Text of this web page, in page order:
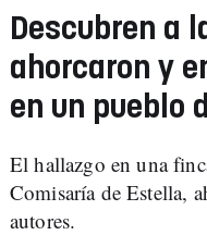
Descubren a
ahorcaron y
en un pueblo
El hallazgo en una
Comisaría de Estella,
autores.